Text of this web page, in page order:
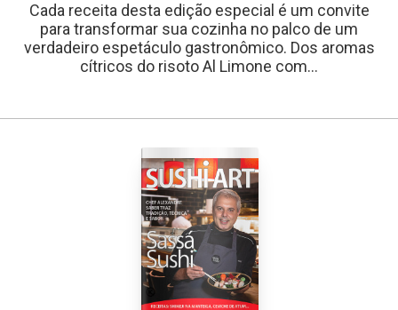
Cada receita desta edição especial é um convite
para transformar sua cozinha no palco de um
verdadeiro espetáculo gastronômico. Dos aromas
cítricos do risoto Al Limone com...